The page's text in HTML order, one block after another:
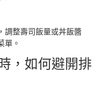
調整壽司飯量或丼飯醬
單。
，如何避開排